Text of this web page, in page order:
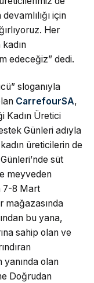
için
Her
edeceğiz” dedi.
sloganıyla
CarrefourSA,
Kadın Üretici
Günleri adıyla
üreticilerin de
süt
meyveden
7-8 Mart
mağazasında
bu yana,
sahip olan ve
olan
Doğrudan